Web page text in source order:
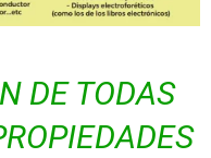
DE TODAS